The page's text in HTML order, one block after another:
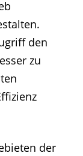
den
zu
der